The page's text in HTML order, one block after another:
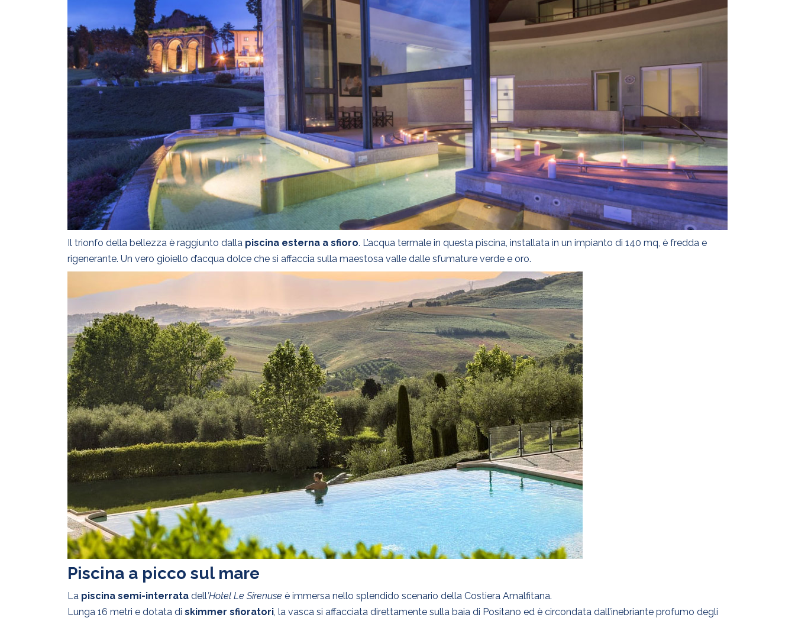
Il trionfo della bellezza è raggiunto dalla piscina esterna a sfioro. L’acqua termale in questa piscina, installata in un impianto di 140 mq, è fredda e
rigenerante. Un vero gioiello d’acqua dolce che si affaccia sulla maestosa valle dalle sfumature verde e oro.
Piscina a picco sul mare
La piscina semi-interrata dell’Hotel Le Sirenuse è immersa nello splendido scenario della Costiera Amalfitana.
Lunga 16 metri e dotata di skimmer sfioratori, la vasca si affacciata direttamente sulla baia di Positano ed è circondata dall’inebriante profumo degli